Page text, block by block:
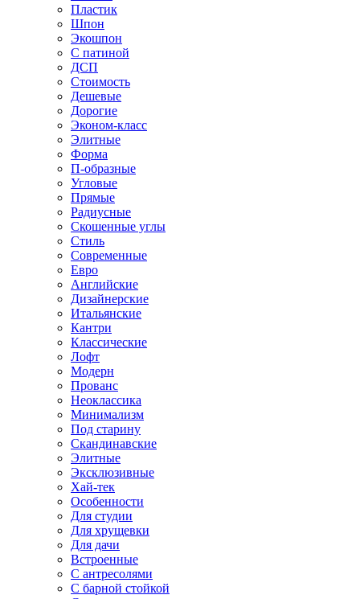
Пластик
Шпон
Экошпон
С патиной
ДСП
Стоимость
Дешевые
Дорогие
Эконом-класс
Элитные
Форма
П-образные
Угловые
Прямые
Радиусные
Скошенные углы
Стиль
Современные
Евро
Английские
Дизайнерские
Итальянские
Кантри
Классические
Лофт
Модерн
Прованс
Неоклассика
Минимализм
Под старину
Скандинавские
Элитные
Эксклюзивные
Хай-тек
Особенности
Для студии
Для хрущевки
Для дачи
Встроенные
С антресолями
С барной стойкой